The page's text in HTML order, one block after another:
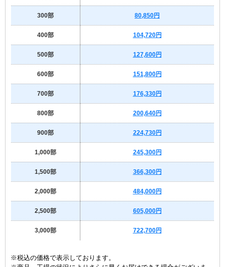
300部 80,850円
400部 104,720円
500部 127,600円
600部 151,800円
700部 176,330円
800部 200,640円
900部 224,730円
1,000部 245,300円
1,500部 366,300円
2,000部 484,000円
2,500部 605,000円
3,000部 722,700円
※税込の価格で表示しております。